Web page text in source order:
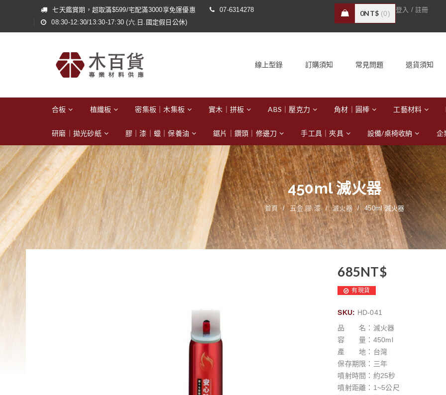
七天鑑賞期，超取滿$599/宅配滿3000享免運優惠
07-6314278
08:30-12:30/13:30-17:30 (六.日.國定假日公休)
0NT$ 0 登入 / 註冊
線上型錄 訂購須知 常見問題 退貨須知
合板 植纖板 密集板｜木集板 實木｜拼板 ABS｜壓克力 角材｜圓棒 工藝材料
研磨｜拋光砂紙 膠｜漆｜蠟｜保養油 鋸片｜鑽頭｜修邊刀 手工具｜夾具 設備/桌椅收納 企
450ml 滅火器
首頁 / 五金.膠.漆 / 滅火器 / 450ml 滅火器
685NT$
有現貨
SKU: HD-041
品 名：滅火器
容 量：450ml
產 地：台灣
保存期限：三年
噴射時間：約25秒
噴射距離：1~5公尺